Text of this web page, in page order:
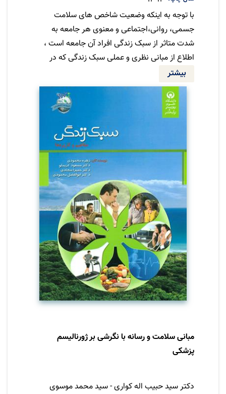
با توجه به اینکه وضعیت شاخص های سلامت
جسمی، روانی،اجتماعی و معنوی هر جامعه به
شدت متاثر از سبک زندگی افراد آن جامعه است ،
اطلاع از مبانی نظری و عملی سبک زندگی که در
این کتاب به خوبی بیان شده است می تواند به
پژوهشگران و مدیران سلامت کشور برای انتخاب
مداخله های مناسب جهت ارتقاء سبک های زندگی
سالم رایج و اصلاح سبک های زندگی نامطلوب
بیشتر
مبانی سلامت و رسانه با نگرشی بر ژورنالیسم
پزشکی
دکتر سید حبیب اله کواری - سید محمد موسوی